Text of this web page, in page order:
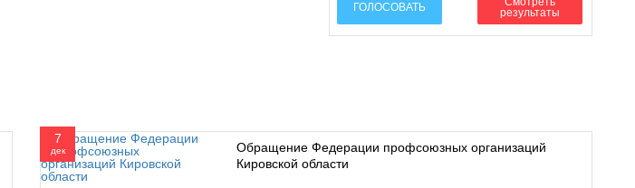
ГОЛОСОВАТЬ
результаты
7
дек
Обращение Федерации профсоюзных организаций
Кировской области